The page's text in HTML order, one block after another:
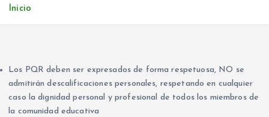
e
d
Inicio
Los PQR deben ser expresados de forma respetuosa, NO se
admitirán descalificaciones personales, respetando en cualquier
caso la dignidad personal y profesional de todos los miembros de
la comunidad educativa